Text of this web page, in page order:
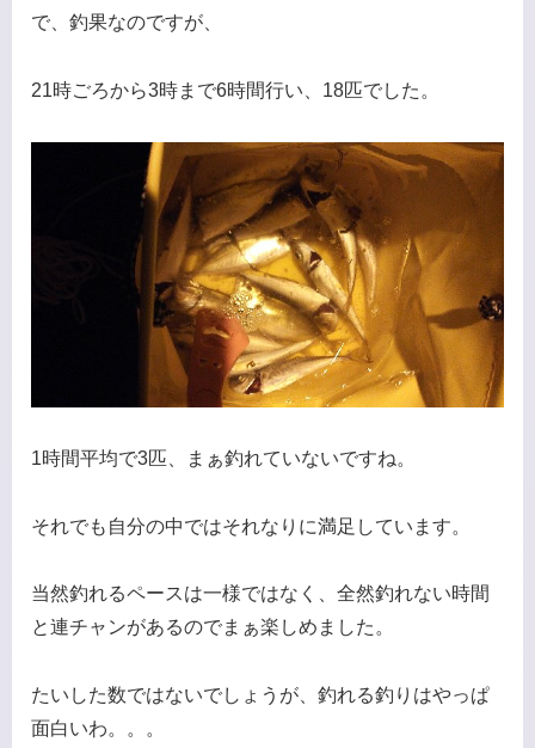
で、釣果なのですが、
21時ごろから3時まで6時間行い、18匹でした。
1時間平均で3匹、まぁ釣れていないですね。
それでも自分の中ではそれなりに満足しています。
当然釣れるペースは一様ではなく、全然釣れない時間
と連チャンがあるのでまぁ楽しめました。
たいした数ではないでしょうが、釣れる釣りはやっぱ
面白いわ。。。